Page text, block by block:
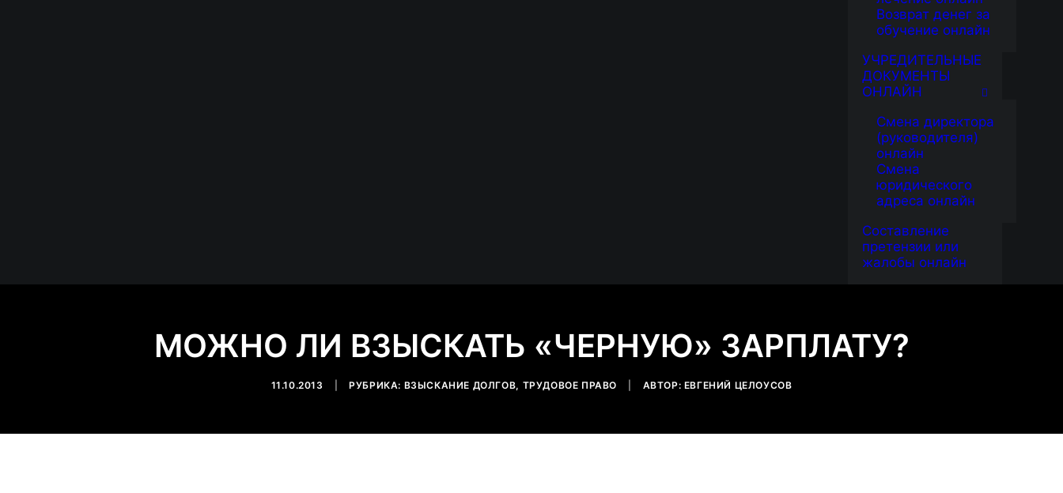
Возврат денег за
обучение онлайн
УЧРЕДИТЕЛЬНЫЕ
ДОКУМЕНТЫ
ОНЛАЙН
Смена директора
(руководителя)
онлайн
Смена
юридического
адреса онлайн
Составление
претензии или
жалобы онлайн
МОЖНО ЛИ ВЗЫСКАТЬ «ЧЕРНУЮ» ЗАРПЛАТУ?
11.10.2013 РУБРИКА: ВЗЫСКАНИЕ ДОЛГОВ, ТРУДОВОЕ ПРАВО АВТОР: ЕВГЕНИЙ ЦЕЛОУСОВ